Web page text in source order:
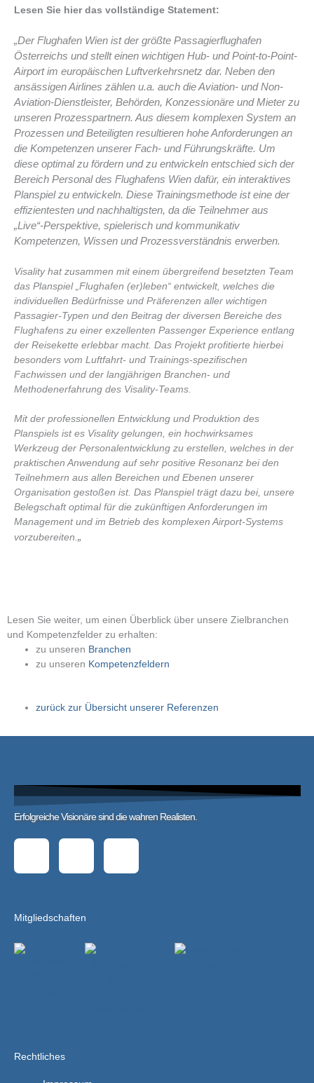
Lesen Sie hier das vollständige Statement:
„Der Flughafen Wien ist der größte Passagierflughafen
Österreichs und stellt einen wichtigen Hub- und Point-to-Point-
Airport im europäischen Luftverkehrsnetz dar. Neben den
ansässigen Airlines zählen u.a. auch die Aviation- und Non-
Aviation-Dienstleister, Behörden, Konzessionäre und Mieter zu
unseren Prozesspartnern. Aus diesem komplexen System an
Prozessen und Beteiligten resultieren hohe Anforderungen an
die Kompetenzen unserer Fach- und Führungskräfte. Um
diese optimal zu fördern und zu entwickeln entschied sich der
Bereich Personal des Flughafens Wien dafür, ein interaktives
Planspiel zu entwickeln. Diese Trainingsmethode ist eine der
effizientesten und nachhaltigsten, da die Teilnehmer aus
„Live“-Perspektive, spielerisch und kommunikativ
Kompetenzen, Wissen und Prozessverständnis erwerben.
Visality hat zusammen mit einem übergreifend besetzten Team
das Planspiel „Flughafen (er)leben“ entwickelt, welches die
individuellen Bedürfnisse und Präferenzen aller wichtigen
Passagier-Typen und den Beitrag der diversen Bereiche des
Flughafens zu einer exzellenten Passenger Experience entlang
der Reisekette erlebbar macht. Das Projekt profitierte hierbei
besonders vom Luftfahrt- und Trainings-spezifischen
Fachwissen und der langjährigen Branchen- und
Methodenerfahrung des Visality-Teams.
Mit der professionellen Entwicklung und Produktion des
Planspiels ist es Visality gelungen, ein hochwirksames
Werkzeug der Personalentwicklung zu erstellen, welches in der
praktischen Anwendung auf sehr positive Resonanz bei den
Teilnehmern aus allen Bereichen und Ebenen unserer
Organisation gestoßen ist. Das Planspiel trägt dazu bei, unsere
Belegschaft optimal für die zukünftigen Anforderungen im
Management und im Betrieb des komplexen Airport-Systems
vorzubereiten.„
Lesen Sie weiter, um einen Überblick über unsere Zielbranchen
und Kompetenzfelder zu erhalten:
zu unseren Branchen
zu unseren Kompetenzfeldern
zurück zur Übersicht unserer Referenzen
Erfolgreiche Visionäre sind die wahren Realisten.
L
n
i
X
n
g
E
Mitgliedschaften
Rechtliches